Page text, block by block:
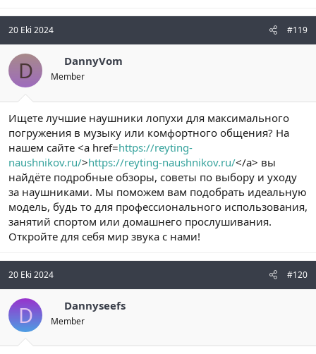
20 Eki 2024 #119
D DannyVom
Member
Ищете лучшие наушники лопухи для максимального
погружения в музыку или комфортного общения? На
нашем сайте <a href=https://reyting-
naushnikov.ru/>https://reyting-naushnikov.ru/</a> вы
найдёте подробные обзоры, советы по выбору и уходу
за наушниками. Мы поможем вам подобрать идеальную
модель, будь то для профессионального использования,
занятий спортом или домашнего прослушивания.
Откройте для себя мир звука с нами!
20 Eki 2024 #120
D Dannyseefs
Member